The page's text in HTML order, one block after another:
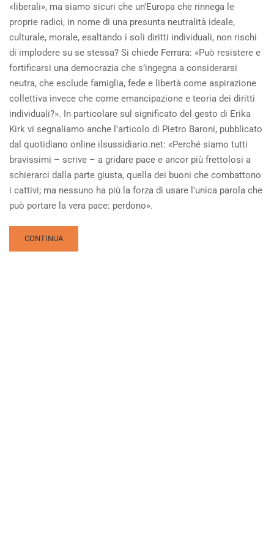
«liberali», ma siamo sicuri che un’Europa che rinnega le
proprie radici, in nome di una presunta neutralità ideale,
culturale, morale, esaltando i soli diritti individuali, non rischi
di implodere su se stessa? Si chiede Ferrara: «Può resistere e
fortificarsi una democrazia che s’ingegna a considerarsi
neutra, che esclude famiglia, fede e libertà come aspirazione
collettiva invece che come emancipazione e teoria dei diritti
individuali?». In particolare sul significato del gesto di Erika
Kirk vi segnaliamo anche l’articolo di Pietro Baroni, pubblicato
dal quotidiano online ilsussidiario.net: «Perché siamo tutti
bravissimi – scrive – a gridare pace e ancor più frettolosi a
schierarci dalla parte giusta, quella dei buoni che combattono
i cattivi; ma nessuno ha più la forza di usare l’unica parola che
può portare la vera pace: perdono».
READ
MORE
CONTINUA